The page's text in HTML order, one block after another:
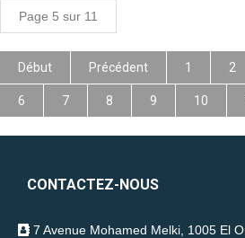
Page 5 sur 11
Début Précédent 1 2
6 7 8 9 10
CONTACTEZ-NOUS
7 Avenue Mohamed Melki, 1005 El